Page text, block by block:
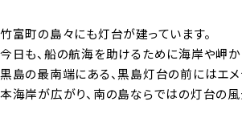
竹富町の島々にも灯台が建っています。
今日も、船の航海を助けるために海岸や岬か
黒島の最南端にある、黒島灯台の前にはエメ
本海岸が広がり、南の島ならではの灯台の風